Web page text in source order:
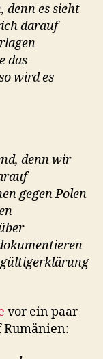
denn es sieht
darauf
das
wird es
denn wir
gegen Polen
vor ein paar